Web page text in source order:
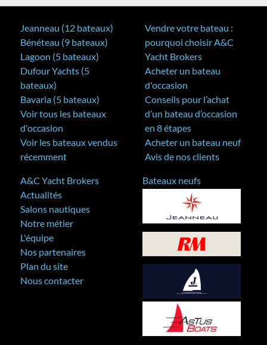
Jeanneau (12 bateaux)
Bénéteau (9 bateaux)
Lagoon (5 bateaux)
Dufour Yachts (5
bateaux)
Bavaria (5 bateaux)
Voir tous les bateaux
d'occasion
Voir les bateaux vendus
récemment
Vendre votre bateau :
pourquoi choisir A&C
Yacht Brokers
Acheter un bateau
d'occasion
Conseils pour l’achat
d’un bateau d’occasion
en 8 étapes
Acheter un bateau neuf
Avis de nos clients
A&C Yacht Brokers
Actualités
Salons nautiques
Notre métier
L'équipe
Nos partenaires
Plan du site
Nous contacter
Bateaux neufs